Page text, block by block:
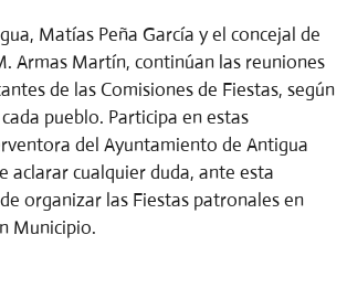
Matías Peña García y el concejal de
Armas Martín, continúan las reuniones
de las Comisiones de Fiestas, según
pueblo. Participa en estas
del Ayuntamiento de Antigua
aclarar cualquier duda, ante esta
organizar las Fiestas patronales en
Municipio.